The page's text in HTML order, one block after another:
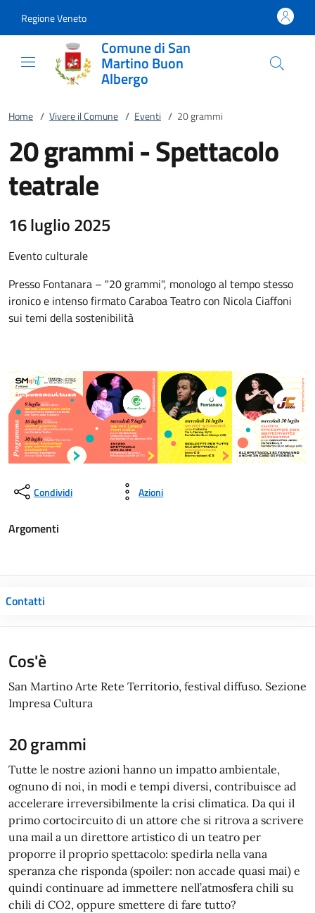
Regione Veneto
Comune di San
Martino Buon
Albergo
Home / Vivere il Comune / Eventi / 20 grammi
20 grammi - Spettacolo
teatrale
16 luglio 2025
Evento culturale
Presso Fontanara – "20 grammi", monologo al tempo stesso
ironico e intenso firmato Caraboa Teatro con Nicola Ciaffoni
sui temi della sostenibilità
Condividi Azioni
Argomenti
Contatti
Cos'è
San Martino Arte Rete Territorio, festival diffuso. Sezione
Impresa Cultura
20 grammi
Tutte le nostre azioni hanno un impatto ambientale,
ognuno di noi, in modi e tempi diversi, contribuisce ad
accelerare irreversibilmente la crisi climatica. Da qui il
primo cortocircuito di un attore che si ritrova a scrivere
una mail a un direttore artistico di un teatro per
proporre il proprio spettacolo: spedirla nella vana
speranza che risponda (spoiler: non accade quasi mai) e
quindi continuare ad immettere nell’atmosfera chili su
chili di CO2, oppure smettere di fare tutto?